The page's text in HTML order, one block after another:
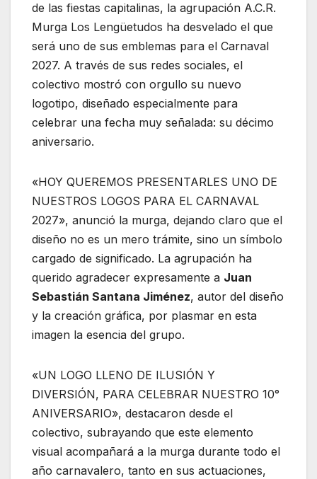
de las fiestas capitalinas, la agrupación A.C.R.
Murga Los Lengüetudos ha desvelado el que
será uno de sus emblemas para el Carnaval
2027. A través de sus redes sociales, el
colectivo mostró con orgullo su nuevo
logotipo, diseñado especialmente para
celebrar una fecha muy señalada: su décimo
aniversario.
«HOY QUEREMOS PRESENTARLES UNO DE
NUESTROS LOGOS PARA EL CARNAVAL
2027», anunció la murga, dejando claro que el
diseño no es un mero trámite, sino un símbolo
cargado de significado. La agrupación ha
querido agradecer expresamente a Juan
Sebastián Santana Jiménez, autor del diseño
y la creación gráfica, por plasmar en esta
imagen la esencia del grupo.
«UN LOGO LLENO DE ILUSIÓN Y
DIVERSIÓN, PARA CELEBRAR NUESTRO 10°
ANIVERSARIO», destacaron desde el
colectivo, subrayando que este elemento
visual acompañará a la murga durante todo el
año carnavalero, tanto en sus actuaciones,